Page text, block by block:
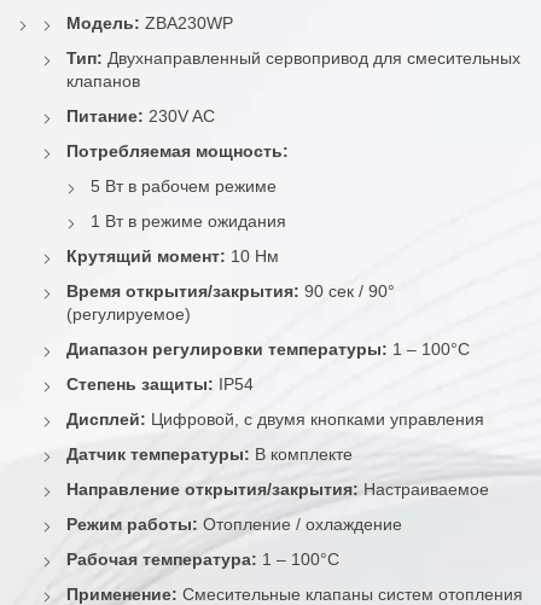
Модель: ZBA230WP
Тип: Двухнаправленный сервопривод для смесительных
клапанов
Питание: 230V AC
Потребляемая мощность:
5 Вт в рабочем режиме
1 Вт в режиме ожидания
Крутящий момент: 10 Нм
Время открытия/закрытия: 90 сек / 90°
(регулируемое)
Диапазон регулировки температуры: 1 – 100°C
Степень защиты: IP54
Дисплей: Цифровой, с двумя кнопками управления
Датчик температуры: В комплекте
Направление открытия/закрытия: Настраиваемое
Режим работы: Отопление / охлаждение
Рабочая температура: 1 – 100°C
Применение: Смесительные клапаны систем отопления